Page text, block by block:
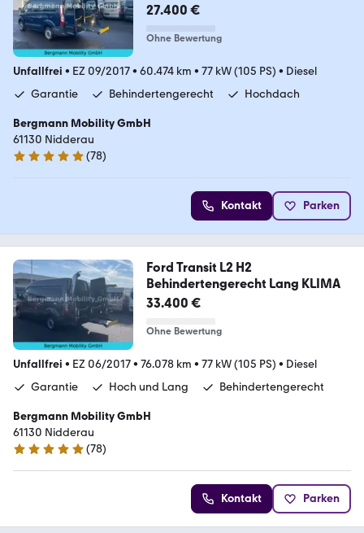
27.400 €
Ohne Bewertung
Unfallfrei • EZ 09/2017• 60.474 km • 77 kW (105 PS) • Diesel
Garantie
Behindertengerecht Hochdach
Bergmann Mobility GmbH
61130 Nidderau
5 Sterne
(78)
Kontakt Parken
Ford Transit L2 H2
Behindertengerecht Lang KLIMA
33.400 €
Ohne Bewertung
Unfallfrei • EZ 06/2017• 76.078 km • 77 kW (105 PS) • Diesel
Garantie
Hoch und Lang Behindertengerecht
Bergmann Mobility GmbH
61130 Nidderau
5 Sterne
(78)
Kontakt Parken